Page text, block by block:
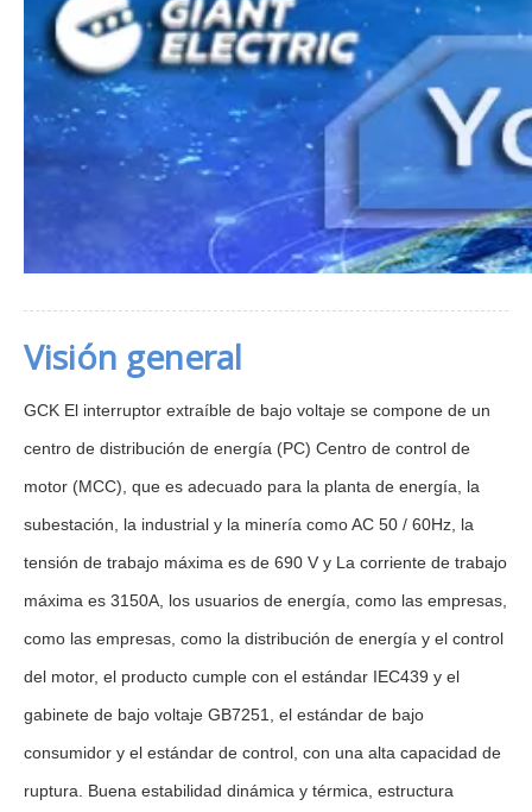
Visión general
GCK El interruptor extraíble de bajo voltaje se compone de un
centro de distribución de energía (PC) Centro de control de
motor (MCC), que es adecuado para la planta de energía, la
subestación, la industrial y la minería como AC 50 / 60Hz, la
tensión de trabajo máxima es de 690 V y La corriente de trabajo
máxima es 3150A, los usuarios de energía, como las empresas,
como las empresas, como la distribución de energía y el control
del motor, el producto cumple con el estándar IEC439 y el
gabinete de bajo voltaje GB7251, el estándar de bajo
consumidor y el estándar de control, con una alta capacidad de
ruptura. Buena estabilidad dinámica y térmica, estructura